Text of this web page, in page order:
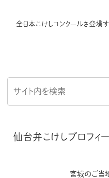
全日本こけしコンクールさ登場す
仙台弁こけしプロフィ
宮城のご当